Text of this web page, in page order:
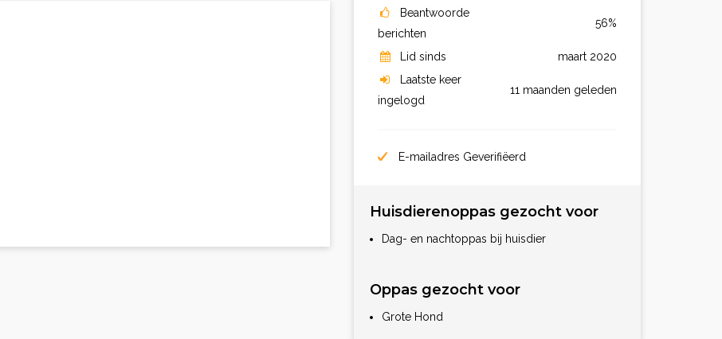
Beantwoorde
berichten
56%
Lid sinds
maart 2020
Laatste keer
ingelogd
11 maanden geleden
E-mailadres Geverifiëerd
Huisdierenoppas gezocht voor
Dag- en nachtoppas bij huisdier
Oppas gezocht voor
Grote Hond